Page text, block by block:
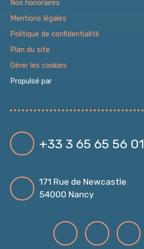
Nos honoraires
Mentions légales
Politique de confidentialité
Plan du site
Gérer les cookies
Propulsé par
+33 3 65 65 56 01
171 Rue de Newcastle
54000 Nancy